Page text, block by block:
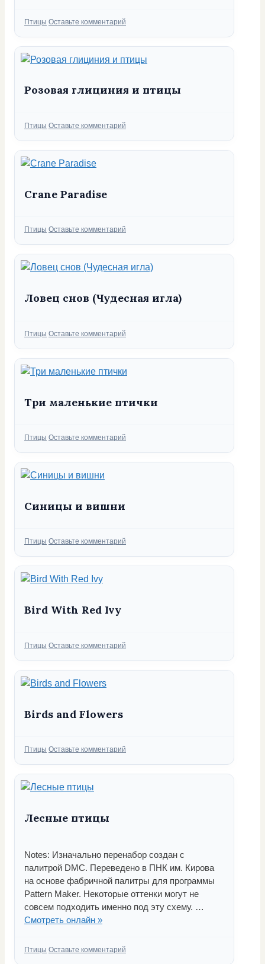
Рубрики
Птицы Оставьте комментарий
Розовая глициния и птицы
Рубрики
Птицы Оставьте комментарий
Crane Paradise
Рубрики
Птицы Оставьте комментарий
Ловец снов (Чудесная игла)
Рубрики
Птицы Оставьте комментарий
Три маленькие птички
Рубрики
Птицы Оставьте комментарий
Синицы и вишни
Рубрики
Птицы Оставьте комментарий
Bird With Red Ivy
Рубрики
Птицы Оставьте комментарий
Birds and Flowers
Рубрики
Птицы Оставьте комментарий
Лесные птицы
Notes: Изначально перенабор создан с
палитрой DMC. Переведено в ПНК им. Кирова
на основе фабричной палитры для программы
Pattern Maker. Некоторые оттенки могут не
совсем подходить именно под эту схему. …
Смотреть онлайн »
Рубрики
Птицы Оставьте комментарий